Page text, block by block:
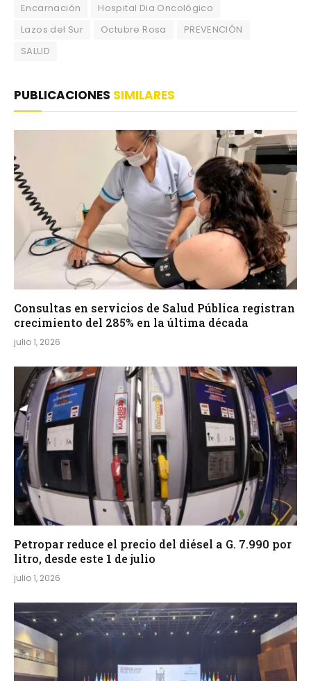
Encarnación
Hospital Dia Oncológico
Lazos del Sur
Octubre Rosa
PREVENCIÓN
SALUD
PUBLICACIONES SIMILARES
Consultas en servicios de Salud Pública registran
crecimiento del 285% en la última década
julio 1, 2026
Petropar reduce el precio del diésel a G. 7.990 por
litro, desde este 1 de julio
julio 1, 2026